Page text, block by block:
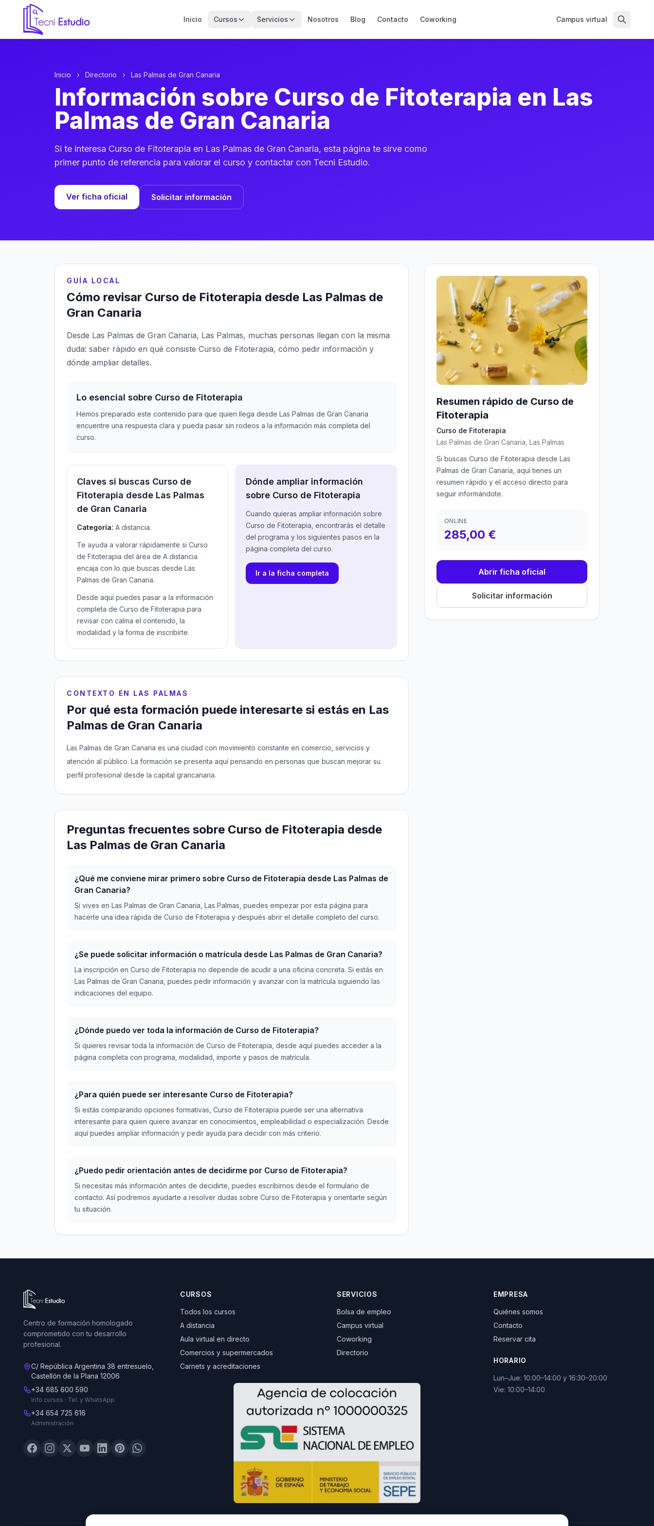
Ir a la página de inicio de Tecni Estudio
Inicio Cursos Servicios Nosotros Blog Contacto Coworking Campus virtual
Inicio › Directorio › Las Palmas de Gran Canaria
Información sobre Curso de Fitoterapia en Las
Palmas de Gran Canaria
Si te interesa Curso de Fitoterapia en Las Palmas de Gran Canaria, esta página te sirve como
primer punto de referencia para valorar el curso y contactar con Tecni Estudio.
Ver ficha oficial Solicitar información
GUÍA LOCAL
Cómo revisar Curso de Fitoterapia desde Las Palmas de
Gran Canaria
Desde Las Palmas de Gran Canaria, Las Palmas, muchas personas llegan con la misma
duda: saber rápido en qué consiste Curso de Fitoterapia, cómo pedir información y
dónde ampliar detalles.
Lo esencial sobre Curso de Fitoterapia
Hemos preparado este contenido para que quien llega desde Las Palmas de Gran Canaria
encuentre una respuesta clara y pueda pasar sin rodeos a la información más completa del
curso.
Claves si buscas Curso de
Fitoterapia desde Las Palmas
de Gran Canaria
Categoría: A distancia.
Te ayuda a valorar rápidamente si Curso
de Fitoterapia del área de A distancia
encaja con lo que buscas desde Las
Palmas de Gran Canaria.
Desde aquí puedes pasar a la información
completa de Curso de Fitoterapia para
revisar con calma el contenido, la
modalidad y la forma de inscribirte.
Dónde ampliar información
sobre Curso de Fitoterapia
Cuando quieras ampliar información sobre
Curso de Fitoterapia, encontrarás el detalle
del programa y los siguientes pasos en la
página completa del curso.
Ir a la ficha completa
CONTEXTO EN LAS PALMAS
Por qué esta formación puede interesarte si estás en Las
Palmas de Gran Canaria
Las Palmas de Gran Canaria es una ciudad con movimiento constante en comercio, servicios y
atención al público. La formación se presenta aquí pensando en personas que buscan mejorar su
perfil profesional desde la capital grancanaria.
Preguntas frecuentes sobre Curso de Fitoterapia desde
Las Palmas de Gran Canaria
¿Qué me conviene mirar primero sobre Curso de Fitoterapia desde Las Palmas de
Gran Canaria?
Si vives en Las Palmas de Gran Canaria, Las Palmas, puedes empezar por esta página para
hacerte una idea rápida de Curso de Fitoterapia y después abrir el detalle completo del curso.
¿Se puede solicitar información o matrícula desde Las Palmas de Gran Canaria?
La inscripción en Curso de Fitoterapia no depende de acudir a una oficina concreta. Si estás en
Las Palmas de Gran Canaria, puedes pedir información y avanzar con la matrícula siguiendo las
indicaciones del equipo.
¿Dónde puedo ver toda la información de Curso de Fitoterapia?
Si quieres revisar toda la información de Curso de Fitoterapia, desde aquí puedes acceder a la
página completa con programa, modalidad, importe y pasos de matrícula.
¿Para quién puede ser interesante Curso de Fitoterapia?
Si estás comparando opciones formativas, Curso de Fitoterapia puede ser una alternativa
interesante para quien quiere avanzar en conocimientos, empleabilidad o especialización. Desde
aquí puedes ampliar información y pedir ayuda para decidir con más criterio.
¿Puedo pedir orientación antes de decidirme por Curso de Fitoterapia?
Si necesitas más información antes de decidirte, puedes escribirnos desde el formulario de
contacto. Así podremos ayudarte a resolver dudas sobre Curso de Fitoterapia y orientarte según
tu situación.
Resumen rápido de Curso de
Fitoterapia
Curso de Fitoterapia
Las Palmas de Gran Canaria, Las Palmas
Si buscas Curso de Fitoterapia desde Las
Palmas de Gran Canaria, aquí tienes un
resumen rápido y el acceso directo para
seguir informándote.
ONLINE
285,00 €
Abrir ficha oficial
Solicitar información
Ir a la página de inicio de Tecni Estudio
Centro de formación homologado
comprometido con tu desarrollo
profesional.
C/ República Argentina 38 entresuelo,
Castellón de la Plana 12006
+34 685 600 590
Info cursos · Tel. y WhatsApp
+34 654 725 616
Administración
CURSOS
Todos los cursos
A distancia
Aula virtual en directo
Comercios y supermercados
Carnets y acreditaciones
SERVICIOS
Bolsa de empleo
Campus virtual
Coworking
Directorio
EMPRESA
Quiénes somos
Contacto
Reservar cita
HORARIO
Lun–Jue: 10:00–14:00 y 16:30–20:00
Vie: 10:00–14:00